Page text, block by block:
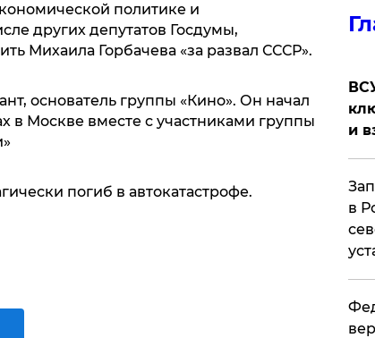
политике и
других депутатов Госдумы,
Михаила Горбачева «за развал СССР».
основатель группы «Кино». Он начал
в Москве вместе с участниками группы
погиб в автокатастрофе.
и
в